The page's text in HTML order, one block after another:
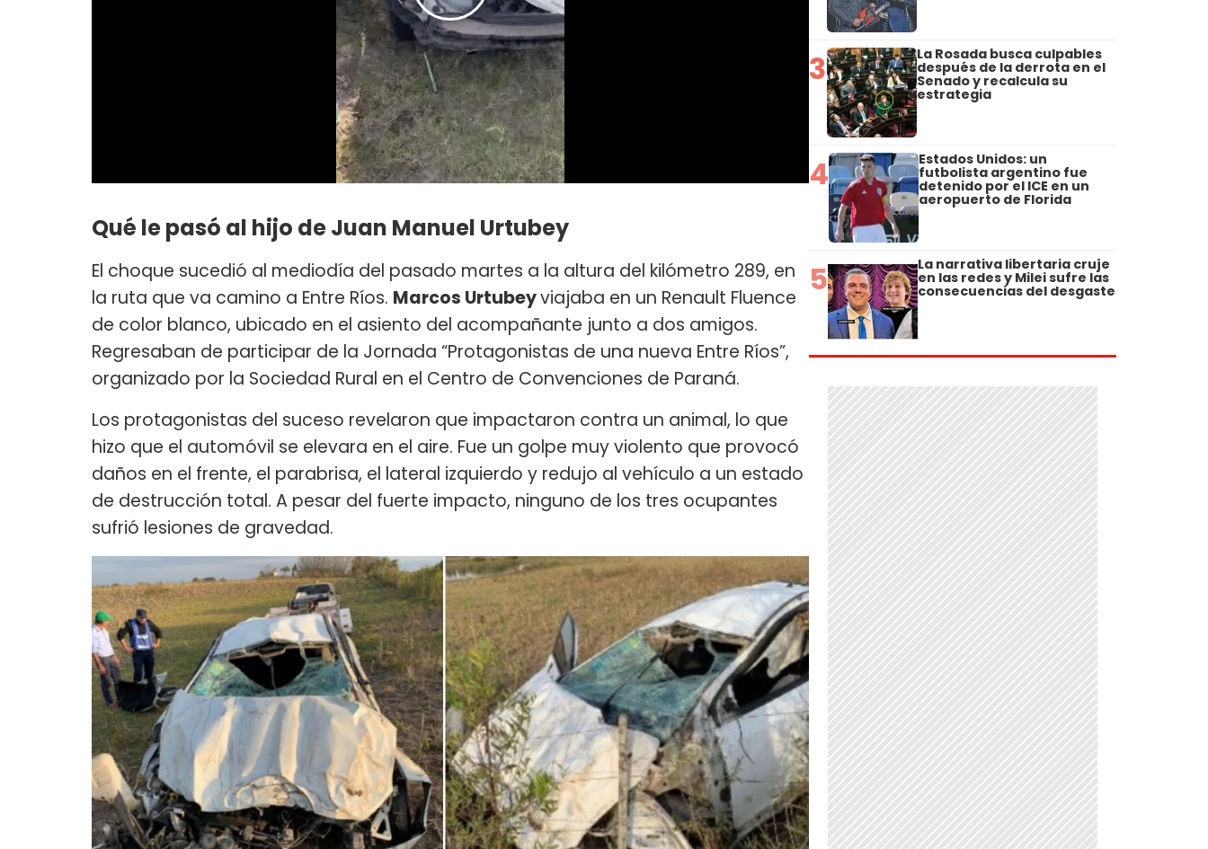
Qué le pasó al hijo de Juan Manuel Urtubey
El choque sucedió al mediodía del pasado martes a la altura del kilómetro 289, en
la ruta que va camino a Entre Ríos. Marcos Urtubeyviajaba en un Renault Fluence
de color blanco, ubicado en el asiento del acompañante junto a dos amigos.
Regresaban de participar de la Jornada “Protagonistas de una nueva Entre Ríos”,
organizado por la Sociedad Rural en el Centro de Convenciones de Paraná.
Los protagonistas del suceso revelaron que impactaron contra un animal, lo que
hizo que el automóvil se elevara en el aire. Fue un golpe muy violento que provocó
daños en el frente, el parabrisa, el lateral izquierdo y redujo al vehículo a un estado
de destrucción total. A pesar del fuerte impacto, ninguno de los tres ocupantes
sufrió lesiones de gravedad.
3 La Rosada busca culpables
después de la derrota en el
Senado y recalcula su
estrategia
4 Estados Unidos: un
futbolista argentino fue
detenido por el ICE en un
aeropuerto de Florida
5 La narrativa libertaria cruje
en las redes y Milei sufre las
consecuencias del desgaste